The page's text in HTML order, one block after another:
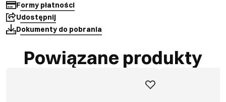
Formy płatności
Udostępnij
Dokumenty do pobrania
Powiązane produkty